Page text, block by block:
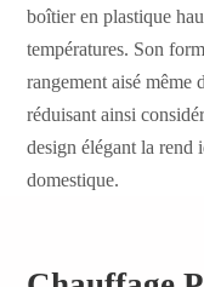
boîtier en plastique
températures. Son
rangement aisé même
réduisant ainsi
design élégant la rend
domestique.